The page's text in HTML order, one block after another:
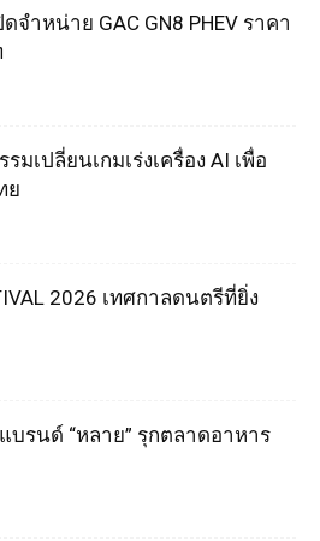
ดจำหน่าย GAC GN8 PHEV ราคา
มเปลี่ยนเกมเร่งเครื่อง AI เพื่อ
ย
2026 เทศกาลดนตรีที่ยิ่ง
บรนด์ “หลาย” รุกตลาดอาหาร